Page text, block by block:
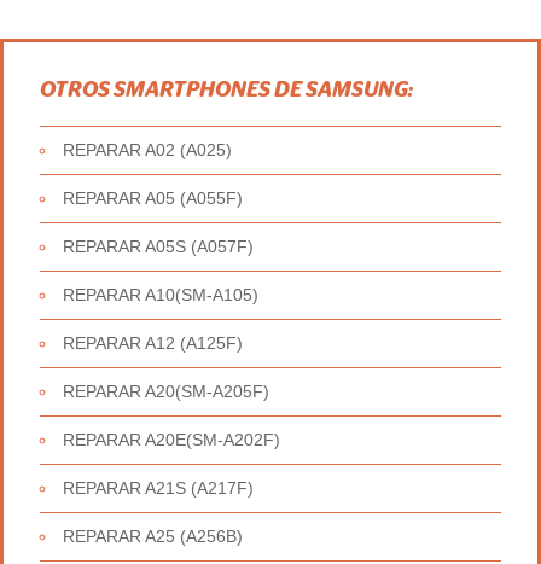
OTROS SMARTPHONES DE SAMSUNG:
REPARAR A02 (A025)
REPARAR A05 (A055F)
REPARAR A05S (A057F)
REPARAR A10(SM-A105)
REPARAR A12 (A125F)
REPARAR A20(SM-A205F)
REPARAR A20E(SM-A202F)
REPARAR A21S (A217F)
REPARAR A25 (A256B)